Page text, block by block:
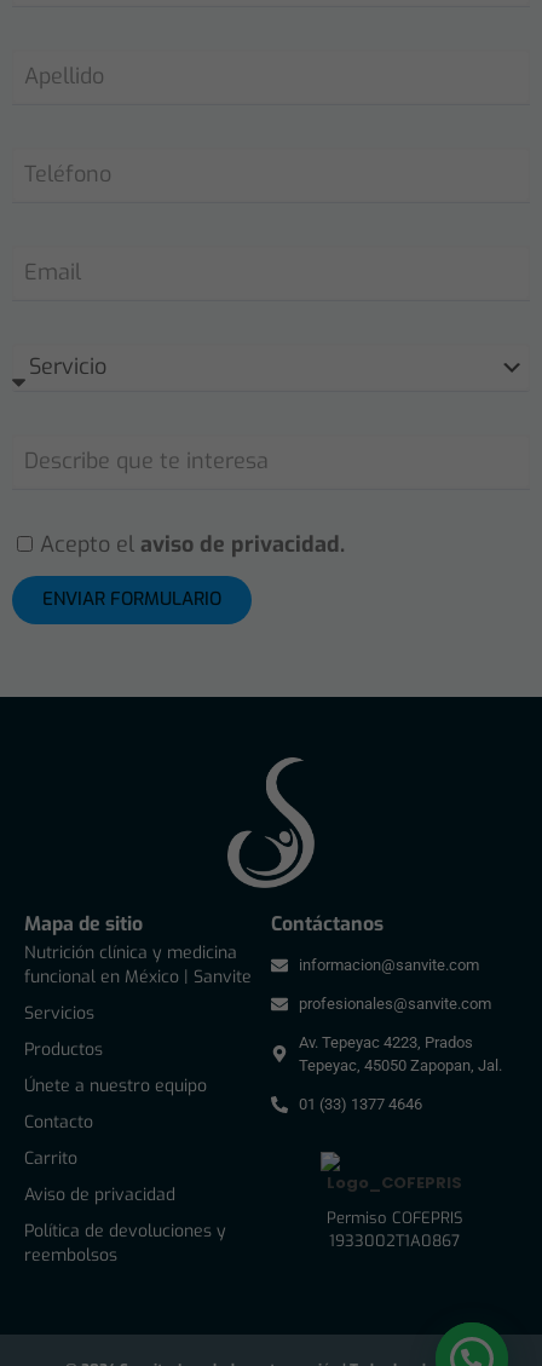
Acepto el aviso de privacidad.
ENVIAR FORMULARIO
Mapa de sitio
Nutrición clínica y medicina
funcional en México | Sanvite
Servicios
Productos
Únete a nuestro equipo
Contacto
Carrito
Aviso de privacidad
Política de devoluciones y
reembolsos
Contáctanos
informacion@sanvite.com
profesionales@sanvite.com
Av. Tepeyac 4223, Prados
Tepeyac, 45050 Zapopan, Jal.
01 (33) 1377 4646
Permiso COFEPRIS
1933002T1A0867